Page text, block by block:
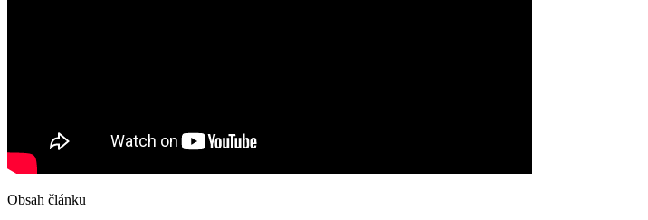
Obsah článku